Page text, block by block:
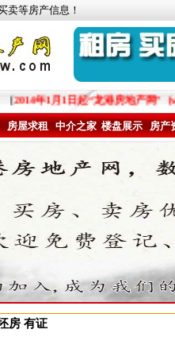
卖等房产信息！
[2014年1月1日起“龙港房地产网”（
房屋求租 中介之家 楼盘展示 房产
房 有证